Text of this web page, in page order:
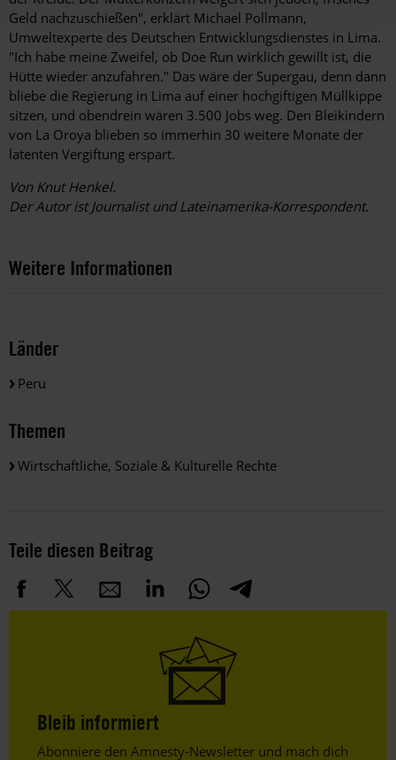
Geld nachzuschießen", erklärt Michael Pollmann,
Umweltexperte des Deutschen Entwicklungsdienstes in Lima.
"Ich habe meine Zweifel, ob Doe Run wirklich gewillt ist, die
Hütte wieder anzufahren." Das wäre der Supergau, denn dann
bliebe die Regierung in Lima auf einer hochgif­tigen Müllkippe
sitzen, und obendrein wären 3.500 Jobs weg. Den Bleikindern
von La Oroya blieben so immerhin 30 weitere Monate der
latenten Vergiftung erspart.
Von Knut Henkel.
Der Autor ist Journalist und Lateinamerika-Korrespondent.
Weitere Informationen
Länder
Peru
Themen
Wirtschaftliche, Soziale & Kulturelle Rechte
Teile diesen Beitrag
Bleib informiert
Header
Abonniere den Amnesty-Newsletter und mach dich